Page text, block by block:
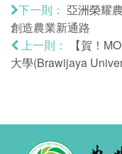
下一則：
亞洲榮耀
創造農業新通路
上一則：
【賀！
大學(Brawijaya